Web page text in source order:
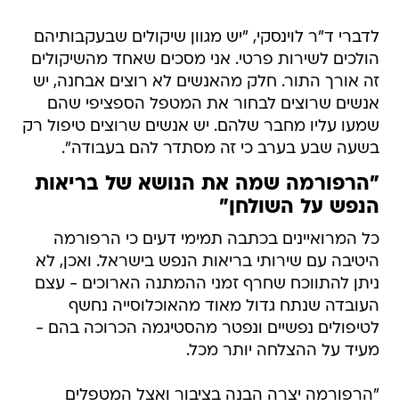
לדברי ד"ר לוינסקי, "יש מגוון שיקולים שבעקבותיהם
הולכים לשירות פרטי. אני מסכים שאחד מהשיקולים
זה אורך התור. חלק מהאנשים לא רוצים אבחנה, יש
אנשים שרוצים לבחור את המטפל הספציפי שהם
שמעו עליו מחבר שלהם. יש אנשים שרוצים טיפול רק
בשעה שבע בערב כי זה מסתדר להם בעבודה".
"הרפורמה שמה את הנושא של בריאות
הנפש על השולחן"
כל המרואיינים בכתבה תמימי דעים כי הרפורמה
היטיבה עם שירותי בריאות הנפש בישראל. ואכן, לא
ניתן להתווכח שחרף זמני ההמתנה הארוכים - עצם
העובדה שנתח גדול מאוד מהאוכלוסייה נחשף
לטיפולים נפשיים ונפטר מהסטיגמה הכרוכה בהם -
מעיד על ההצלחה יותר מכל.
"הרפורמה יצרה הבנה בציבור ואצל המטפלים